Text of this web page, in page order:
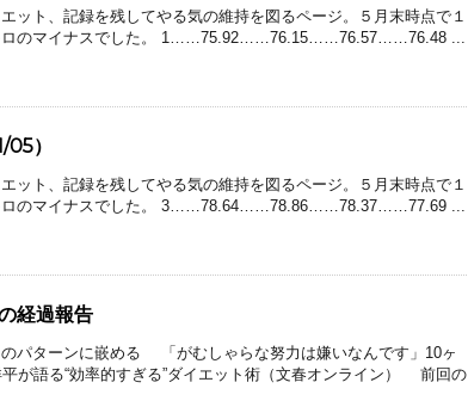
ット、記録を残してやる気の維持を図るページ。５月末時点で１
ロのマイナスでした。 1……75.92……76.15……76.57……76.48 ...
）
ット、記録を残してやる気の維持を図るページ。５月末時点で１
ロのマイナスでした。 3……78.64……78.86……78.37……77.69 ...
経過報告
パターンに嵌める 「がむしゃらな努力は嫌いなんです」10ヶ
が語る“効率的すぎる”ダイエット術（文春オンライン） 前回の